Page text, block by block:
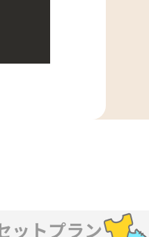
ットプラン